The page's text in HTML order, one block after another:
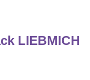
LIEBMICH